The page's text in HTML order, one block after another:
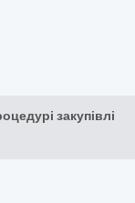
закупівлі